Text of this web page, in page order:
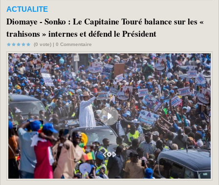
ACTUALITE
Diomaye - Sonko : Le Capitaine Touré balance sur les «
trahisons » internes et défend le Président
(0 vote) | 0 Commentaire